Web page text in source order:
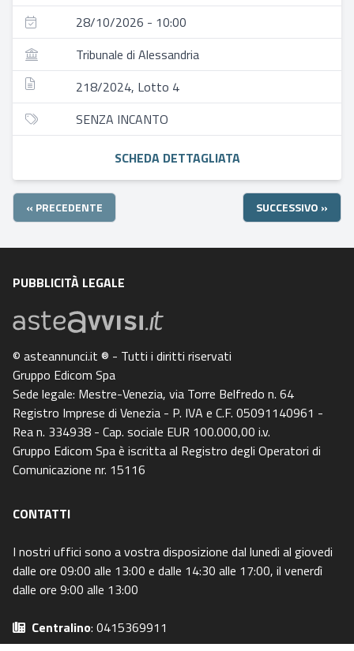
28/10/2026 - 10:00
Tribunale di Alessandria
218/2024, Lotto 4
SENZA INCANTO
SCHEDA DETTAGLIATA
« PRECEDENTE SUCCESSIVO »
PUBBLICITÀ LEGALE
© asteannunci.it ® - Tutti i diritti riservati
Gruppo Edicom Spa
Sede legale: Mestre-Venezia, via Torre Belfredo n. 64
Registro Imprese di Venezia - P. IVA e C.F. 05091140961 -
Rea n. 334938 - Cap. sociale EUR 100.000,00 i.v.
Gruppo Edicom Spa è iscritta al Registro degli Operatori di
Comunicazione nr. 15116
CONTATTI
I nostri uffici sono a vostra disposizione dal lunedi al giovedi
dalle ore 09:00 alle 13:00 e dalle 14:30 alle 17:00, il venerdì
dalle ore 9:00 alle 13:00
Centralino: 0415369911